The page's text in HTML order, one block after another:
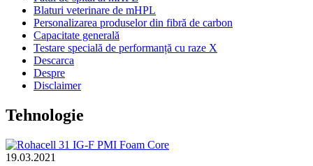
Blaturi veterinare de mHPL
Personalizarea produselor din fibră de carbon
Capacitate generală
Testare specială de performanță cu raze X
Descarca
Despre
Disclaimer
Tehnologie
19.03.2021